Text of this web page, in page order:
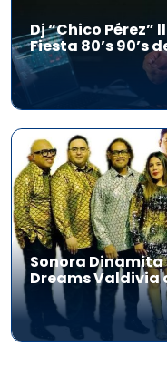
Dj “Chico Pérez”
Fiesta 80’s 90’s
Sonora
Dreams Valdivia